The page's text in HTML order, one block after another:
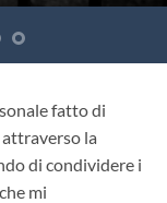
fatto di
la
di condividere i
mi